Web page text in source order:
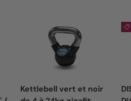
Kettlebell vert et noir